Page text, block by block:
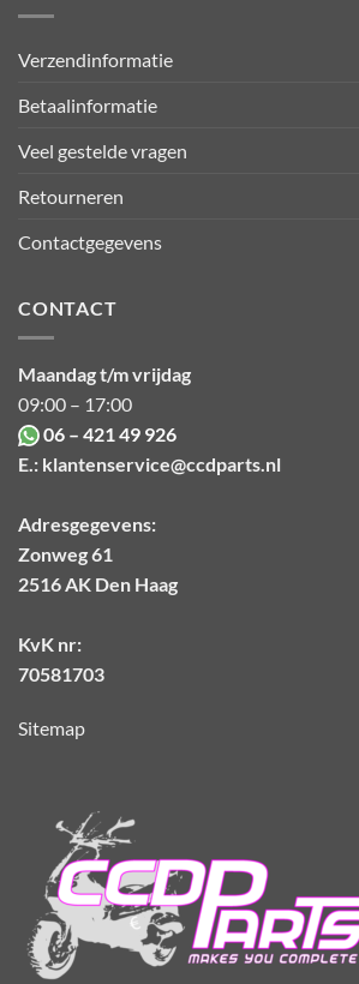
Verzendinformatie
Betaalinformatie
Veel gestelde vragen
Retourneren
Contactgegevens
CONTACT
Maandag t/m vrijdag
09:00 – 17:00
06 – 421 49 926
E.: klantenservice@ccdparts.nl
Adresgegevens:
Zonweg 61
2516 AK Den Haag
KvK nr:
70581703
Sitemap